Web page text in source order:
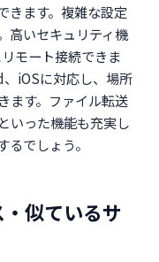
きます。複雑な設定
高いセキュリティ機
モート接続できま
iOSに対応し、場所
ます。ファイル転送
いった機能も充実し
でしょう。
似ているサ